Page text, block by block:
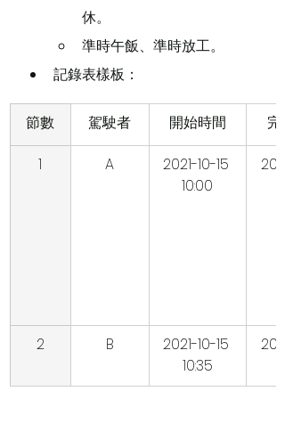
休。
準時午飯、準時放工。
記錄表樣板：
節數 駕駛者 開始時間 完
1 A
2021-10-15
10:00
2 B
2021-10-15
10:35